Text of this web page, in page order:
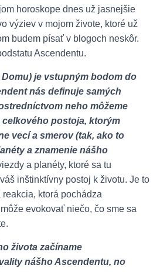
horoskope dnes už jasnejšie
výziev v mojom živote, ktoré už
budem písať v blogoch neskôr.
Ascendentu.
je vstupným bodom do
nás definuje samých
neho môžeme
postoja, ktorým
vecí a smerov (tak, ako to
a znamenie nášho
a planéty, ktoré sa tu
inštinktívny postoj k životu. Je to
ktorá pochádza
evokovať niečo, čo sme sa
života začíname
nášho Ascendentu, no